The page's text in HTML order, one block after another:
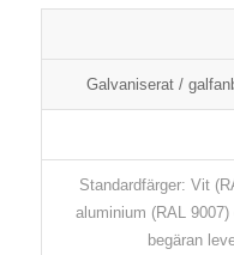
Galvaniserat /
Standardfärger: Vit
aluminium (RAL
begäran